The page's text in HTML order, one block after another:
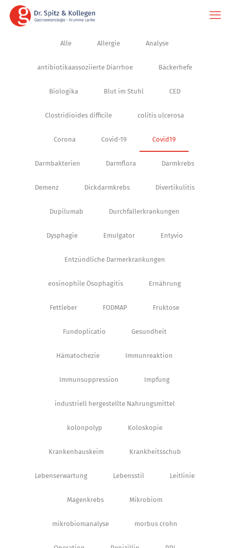
Alle Allergie Analyse
antibiotikaassoziierte Diarrhoe Bäckerhefe
Biologika Blut im Stuhl CED
Clostridioides difficile colitis ulcerosa
Corona Covid-19 Covid19
Darmbakterien Darmflora Darmkrebs
Demenz Dickdarmkrebs Divertikulitis
Dupilumab Durchfallerkrankungen
Dysphagie Emulgator Entyvio
Entzündliche Darmerkrankungen
eosinophile Ösophagitis Ernährung
Fettleber FODMAP Fruktose
Fundoplicatio Gesundheit
Hämatochezie Immunreaktion
Immunsuppression Impfung
industriell hergestellte Nahrungsmittel
kolonpolyp Koloskopie
Krankenhauskeim Krankheitsschub
Lebenserwartung Lebensstil Leitlinie
Magenkrebs Mikrobiom
mikrobiomanalyse morbus crohn